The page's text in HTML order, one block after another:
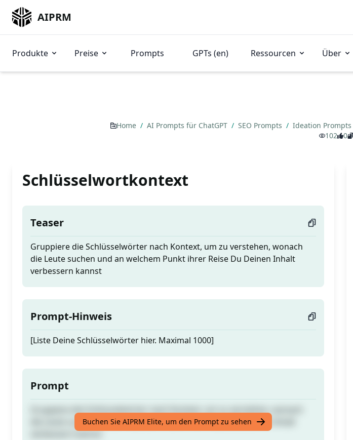
AIPRM
Produkte Preise Prompts GPTs (en) Ressourcen Über
Home / AI Prompts für ChatGPT / SEO Prompts / Ideation Prompts
102
0
Schlüsselwortkontext
Teaser
Gruppiere die Schlüsselwörter nach Kontext, um zu verstehen, wonach
die Leute suchen und an welchem Punkt ihrer Reise Du Deinen Inhalt
verbessern kannst
Prompt-Hinweis
[Liste Deine Schlüsselwörter hier. Maximal 1000]
Prompt
die Leute suchen und an welchem Punkt ihrer Reise Du Deinen Inhalt
verbessern kannst
Buchen Sie AIPRM Elite, um den Prompt zu sehen